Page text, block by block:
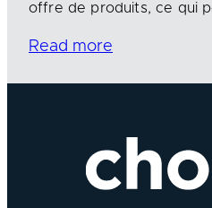
offre de produits, ce qui
Read more